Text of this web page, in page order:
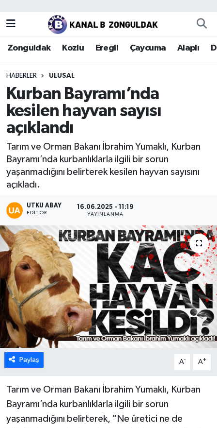
Zonguldak Kozlu Ereğli Çaycuma Alaplı
HABERLER ULUSAL
Kurban Bayramı’nda
kesilen hayvan sayısı
açıklandı
Tarım ve Orman Bakanı İbrahim Yumaklı, Kurban
Bayramı’nda kurbanlıklarla ilgili bir sorun
yaşanmadığını belirterek kesilen hayvan sayısını
açıkladı.
UTKU ABAY
EDITÖR
16.06.2025 - 11:19
YAYINLANMA
Paylaş A- A+
Tarım ve Orman Bakanı İbrahim Yumaklı, Kurban
Bayramı’nda kurbanlıklarla ilgili bir sorun
yaşanmadığını belirterek, "Ne üretici ne de
Zonguldak
Kozlu
Ereğli
Çaycuma
Alaplı
Devrek
Gökçebey
Bartın
Karabük
Spor
Ulusal
Zonguldak Nöbetçi Eczaneler
Zonguldak Hava Durumu
Zonguldak Trafik Yoğunluk Haritası
Puan Durumu ve Fikstür
Tüm Manşetler
Son Dakika Haberleri
Haber Arşivi